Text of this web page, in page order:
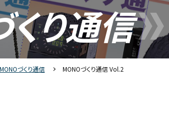
くり通信
MONOづくり通信 MONOづくり通信 Vol.2